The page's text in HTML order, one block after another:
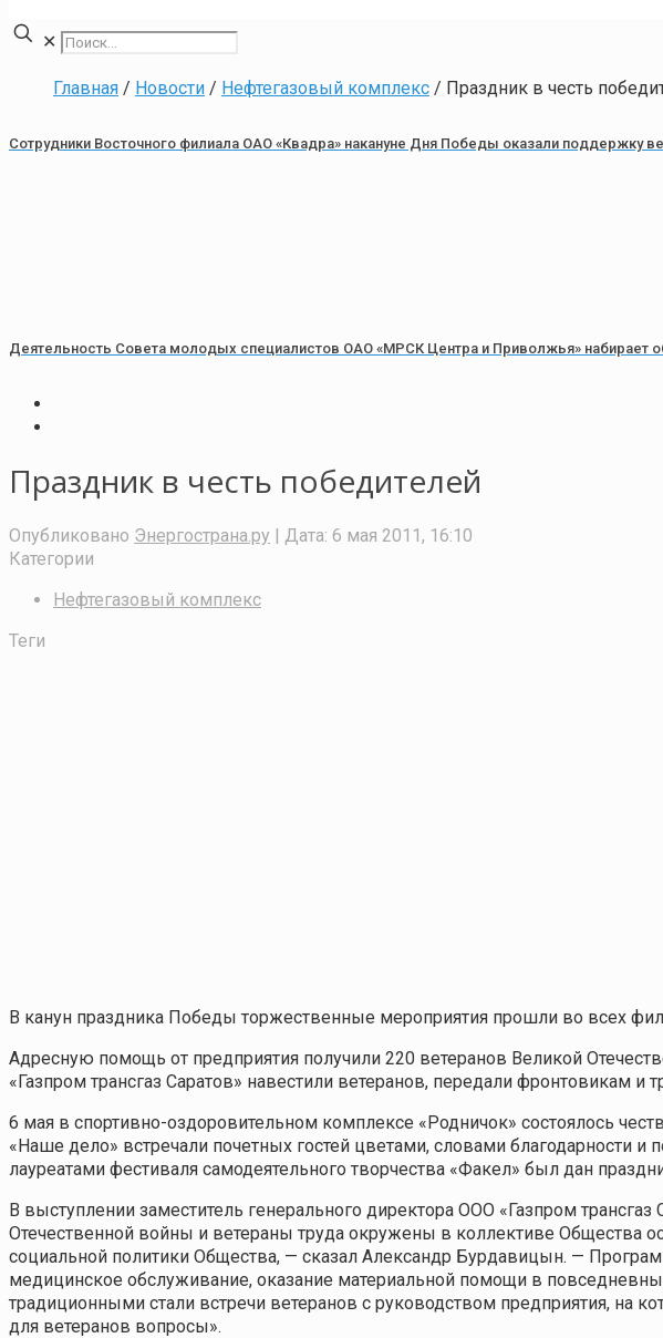
✕
Главная / Новости / Нефтегазовый комплекс / Праздник в честь
Сотрудники Восточного филиала ОАО «Квадра» накануне Дня Победы оказали поддержку
Деятельность Совета молодых специалистов ОАО «МРСК Центра и Приволжья» набирает
Праздник в честь победителей
Опубликовано Энергострана.ру | Дата: 6 мая 2011, 16:10
Категории
Нефтегазовый комплекс
Теги
В канун праздника Победы торжественные мероприятия прошли во всех
Адресную помощь от предприятия получили 220 ветеранов Великой
«Газпром трансгаз Саратов» навестили ветеранов, передали фронтовикам
6 мая в спортивно-оздоровительном комплексе «Родничок» состоялось
«Наше дело» встречали почетных гостей цветами, словами благодарности
лауреатами фестиваля самодеятельного творчества «Факел» был дан
В выступлении заместитель генерального директора ООО «Газпром
Отечественной войны и ветераны труда окружены в коллективе Общества
социальной политики Общества, — сказал Александр Бурдавицын. —
медицинское обслуживание, оказание материальной помощи в
традиционными стали встречи ветеранов с руководством предприятия, на
для ветеранов вопросы».